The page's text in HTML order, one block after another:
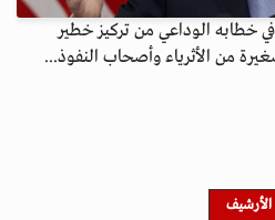
خطابه الوداعي من تركيز خطير
من الأثرياء وأصحاب النفوذ...
الأرشيف